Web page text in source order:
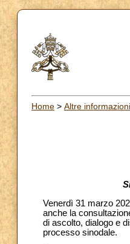
Home > Altre informazioni
Venerdì 31 marzo
anche la
di ascolto, dialogo e
processo sinodale.